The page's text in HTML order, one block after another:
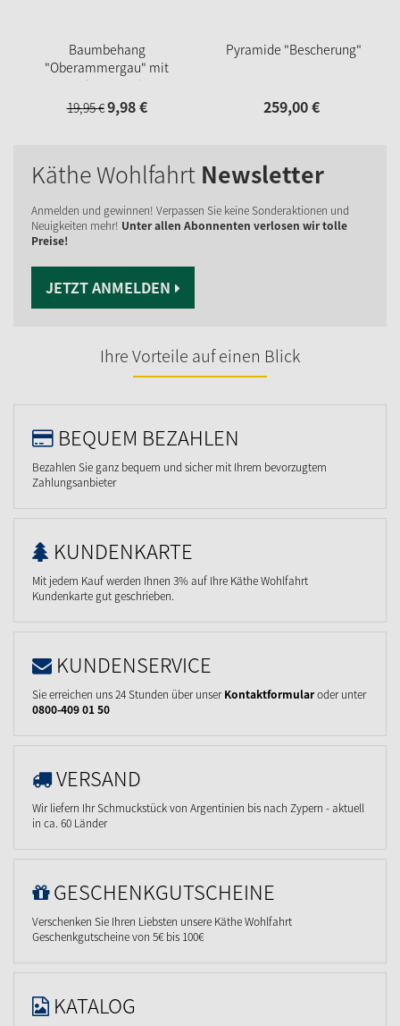
Baumbehang
"Oberammergau" mit
Schutzengel
19,95€9,98€
Pyramide "Bescherung"
259,00€
Käthe Wohlfahrt Newsletter
Anmelden und gewinnen! Verpassen Sie keine Sonderaktionen und
Neuigkeiten mehr! Unter allen Abonnenten verlosen wir tolle
Preise!
JETZT ANMELDEN
Ihre Vorteile auf einen Blick
BEQUEM BEZAHLEN
Bezahlen Sie ganz bequem und sicher mit Ihrem bevorzugtem
Zahlungsanbieter
KUNDENKARTE
Mit jedem Kauf werden Ihnen 3% auf Ihre Käthe Wohlfahrt
Kundenkarte gut geschrieben.
KUNDENSERVICE
Sie erreichen uns 24 Stunden über unserKontaktformularoder unter
0800-409 01 50
VERSAND
Wir liefern Ihr Schmuckstück von Argentinien bis nach Zypern - aktuell
in ca. 60 Länder
GESCHENKGUTSCHEINE
Verschenken Sie Ihren Liebsten unsere Käthe Wohlfahrt
Geschenkgutscheine von 5€ bis 100€
KATALOG